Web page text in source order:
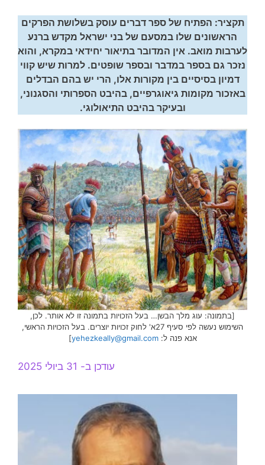
תקציר: הפתיח של ספר דברים עוסק בשלושת הפרקים
הראשונים שלו במסעם של בני ישראל מקדש ברנע
לערבות מואב. אין המדובר בתיאור יחידאי במקרא, והוא
נזכר גם בספר במדבר ובספר שופטים. למרות שיש קווי
דמיון בסיסיים בין מקורות אלו, הרי יש בהם הבדלים
באזכור מקומות גיאוגרפיים, בהיבט הספרותי והסגנוני,
ובעיקר בהיבט התיאולוגי.
[בתמונה: עוג מלך הבשן… בעל הזכויות בתמונה זו לא אותר. לכן,
השימוש נעשה לפי סעיף 27א' לחוק זכויות יוצרים. בעל הזכויות הראשי,
אנא פנה ל:yehezkeally@gmail.com
]
עודכן ב- 31 ביולי 2025